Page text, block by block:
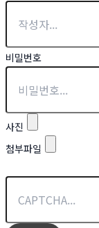
비밀번호
사진
첨부파일